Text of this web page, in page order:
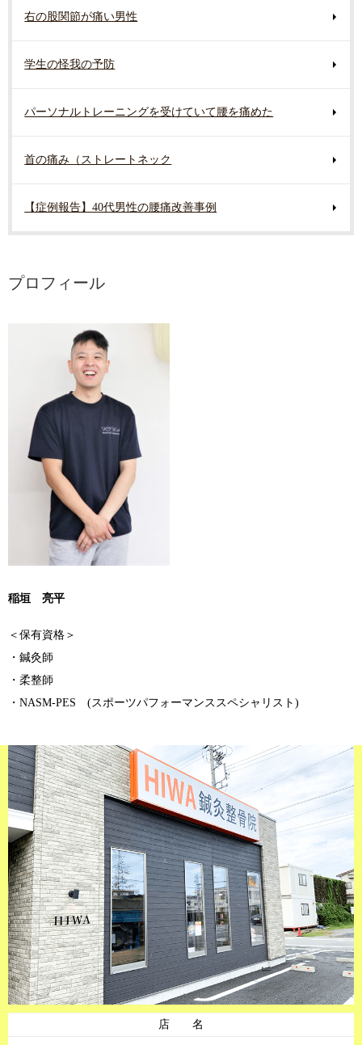
右の股関節が痛い男性
学生の怪我の予防
パーソナルトレーニングを受けていて腰を痛めた
首の痛み（ストレートネック
【症例報告】40代男性の腰痛改善事例
プロフィール
稲垣 亮平
＜保有資格＞
・鍼灸師
・柔整師
・NASM-PES (スポーツパフォーマンススペシャリスト)
店 名